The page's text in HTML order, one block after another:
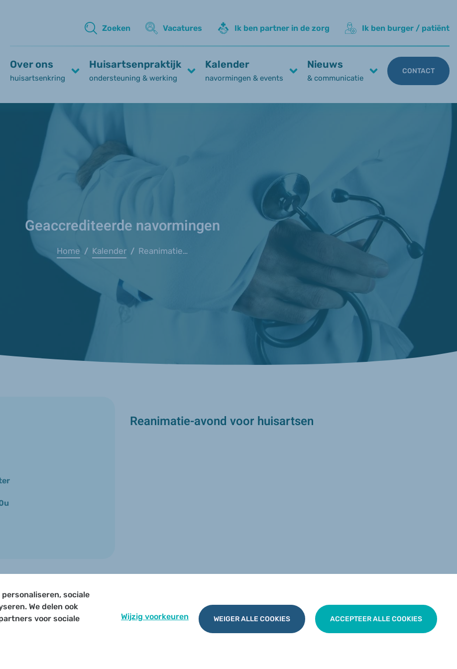
CONTACT
Over ons
huisartsenkring
Huisartsenpraktijk
ondersteuning & werking
Kalender
navormingen & events
Nieuws
& communicatie
Zoeken Vacatures Ik ben partner in de zorg Ik ben burger / patiënt
Geaccrediteerde navormingen
Home / Kalender / Reanimatie-avond voor huisartsen
Reanimatie-avond voor huisartsen
sociale
We delen ook
voor sociale
Wijzig voorkeuren WEIGER ALLE COOKIES ACCEPTEER ALLE COOKIES